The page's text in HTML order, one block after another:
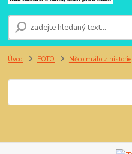
Úvod FOTO Něco málo z historie